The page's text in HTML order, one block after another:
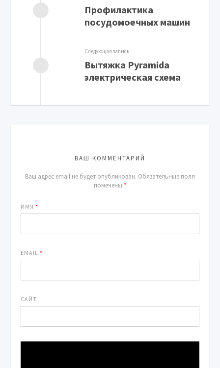
Профилактика
посудомоечных машин
Следующая запись
Вытяжка Pyramida
электрическая схема
ВАШ КОММЕНТАРИЙ
Ваш адрес email не будет опубликован. Обязательные поля
помечены *
ИМЯ*
EMAIL*
САЙТ